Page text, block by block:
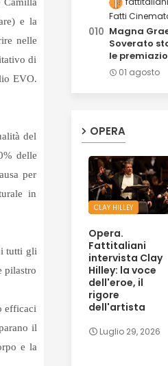
e la
nelle
di
EVO.
del
delle
per
in
tutti gli
pilastro
efficaci
il
e la
Fatti
Magna
Soverato
le
01 agosto
OPERA
CLAY HILLEY
Opera.
Fattitaliani
intervista Clay
Hilley: la voce
dell'eroe, il
rigore
dell'artista
Luglio 29, 2026